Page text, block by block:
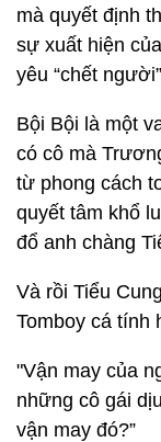
mà quyết định
sự xuất hiện
yêu “chết
Bội Bội là một
có cô mà
từ phong cách
quyết tâm khổ
đổ anh chàng
Và rồi Tiểu
Tomboy cá tính
"Vận may của
những cô gái
vận may đó?”